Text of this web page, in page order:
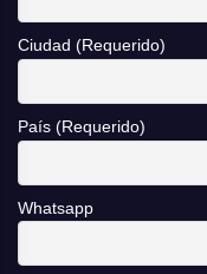
Ciudad (Requerido)
País (Requerido)
Whatsapp